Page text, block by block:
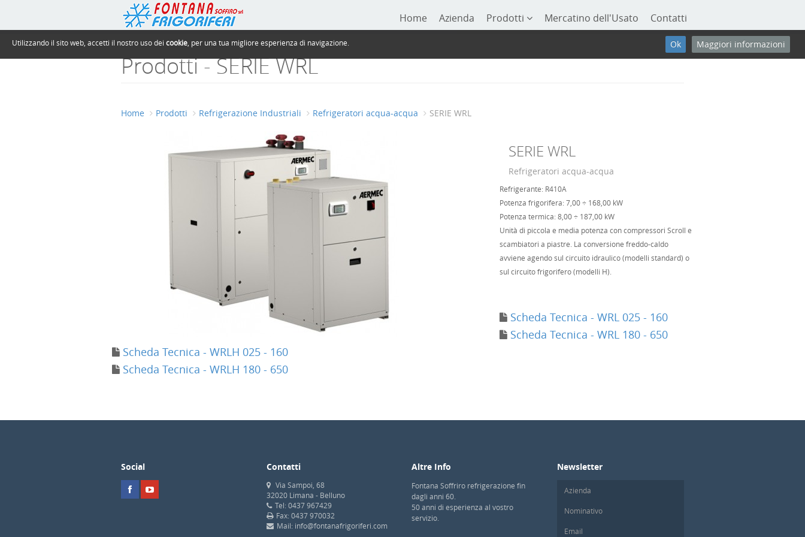
Home Azienda Prodotti Mercatino dell'Usato Contatti
Prodotti - SERIE WRL
Home Prodotti Refrigerazione Industriali Refrigeratori acqua-acqua SERIE WRL
SERIE WRL
Refrigeratori acqua-acqua
Refrigerante: R410A
Potenza frigorifera: 7,00 ÷ 168,00 kW
Potenza termica: 8,00 ÷ 187,00 kW
Unità di piccola e media potenza con compressori Scroll e
scambiatori a piastre. La conversione freddo-caldo
avviene agendo sul circuito idraulico (modelli standard) o
sul circuito frigorifero (modelli H).
Scheda Tecnica - WRL 025 - 160
Scheda Tecnica - WRL 180 - 650
Scheda Tecnica - WRLH 025 - 160
Scheda Tecnica - WRLH 180 - 650
Social Contatti
Via Sampoi, 68
32020 Limana - Belluno
Tel: 0437 967429
Fax: 0437 970032
Mail: info@fontanafrigoriferi.com
Altre Info
Fontana Soffriro refrigerazione fin
dagli anni 60.
50 anni di esperienza al vostro
servizio.
Newsletter
Utilizzando il sito web, accetti il nostro uso dei cookie , per una tua migliore esperienza di navigazione. Maggiori informazioni
Ok